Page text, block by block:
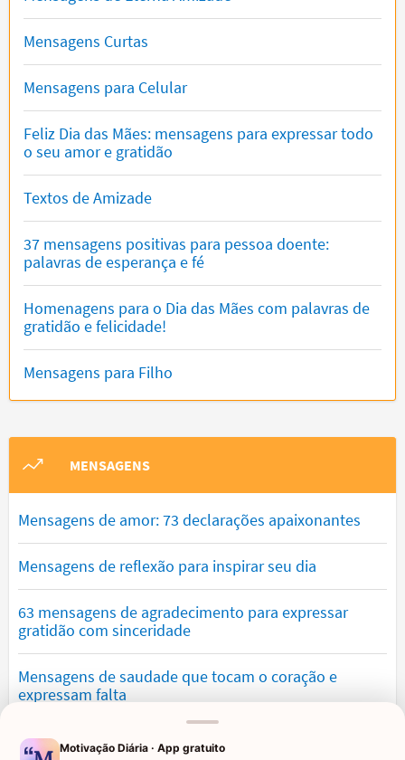
Mensagens Curtas
Mensagens para Celular
Feliz Dia das Mães: mensagens para expressar todo
o seu amor e gratidão
Textos de Amizade
37 mensagens positivas para pessoa doente:
palavras de esperança e fé
Homenagens para o Dia das Mães com palavras de
gratidão e felicidade!
Mensagens para Filho
MENSAGENS
Mensagens de amor: 73 declarações apaixonantes
Mensagens de reflexão para inspirar seu dia
63 mensagens de agradecimento para expressar
gratidão com sinceridade
Mensagens de saudade que tocam o coração e
expressam falta
Mensagens de otimismo que vão encher você de
Motivação Diária · App gratuito